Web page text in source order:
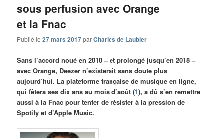
sous perfusion avec Orange
et la Fnac
Publié le27 mars 2017parCharles de Laubier
Sans l’accord noué en 2010 – et prolongé jusqu’en 2018 –
avec Orange, Deezer n’existerait sans doute plus
aujourd’hui. La plateforme française de musique en ligne,
qui fêtera ses dix ans au mois d’août (1), a dû s’en remettre
aussi à la Fnac pour tenter de résister à la pression de
Spotify et d’Apple Music.